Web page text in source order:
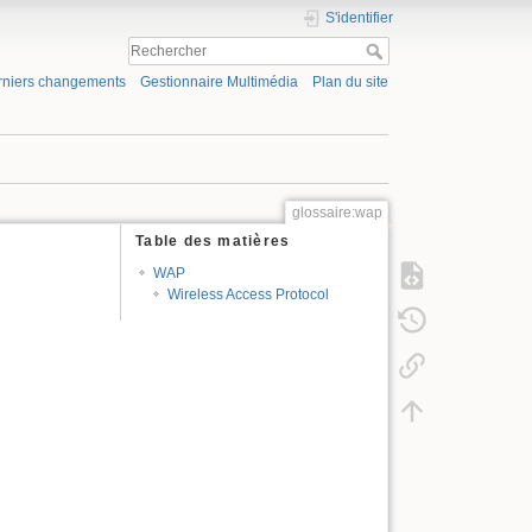
S'identifier
changements Gestionnaire Multimédia Plan du site
glossaire:wap
Table des matières
WAP
Wireless Access Protocol